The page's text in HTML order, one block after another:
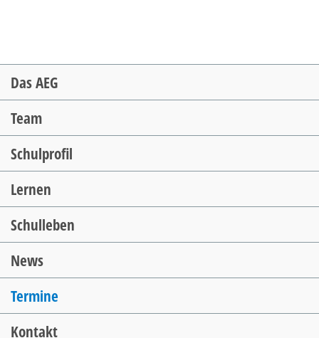
Navigation
überspringen
Das AEG
Team
Schulprofil
Lernen
Schulleben
News
Termine
Kontakt